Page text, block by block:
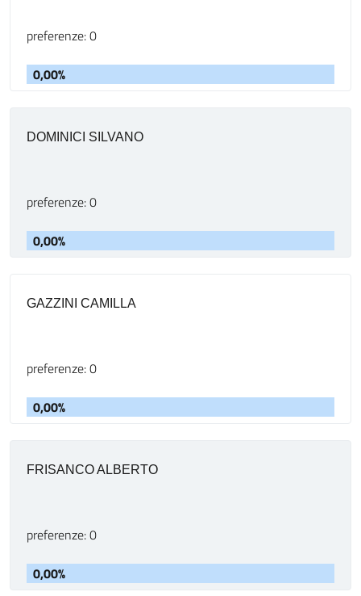
preferenze: 0
0,00%
DOMINICI SILVANO
preferenze: 0
0,00%
GAZZINI CAMILLA
preferenze: 0
0,00%
FRISANCO ALBERTO
preferenze: 0
0,00%